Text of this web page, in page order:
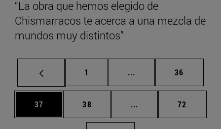
“La obra que hemos elegido de
Chismarracos te acerca a una mezcla de
mundos muy distintos”
Página
1 ... Páginas intermedias
Página
36
Página
37 Página
38 ... Páginas intermedias
Página
72